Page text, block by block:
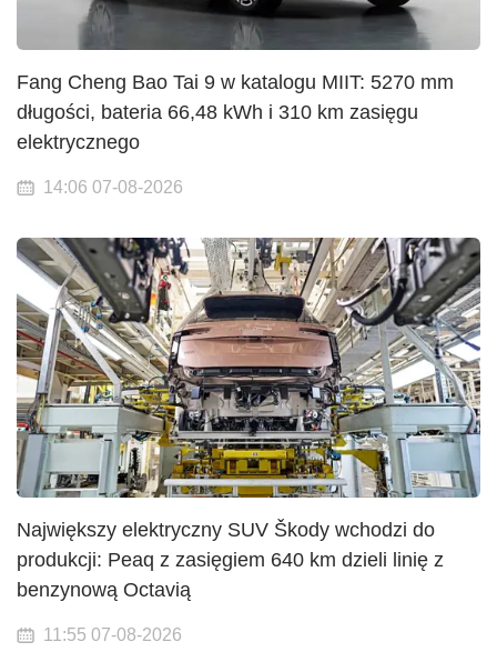
Fang Cheng Bao Tai 9 w katalogu MIIT: 5270 mm
długości, bateria 66,48 kWh i 310 km zasięgu
elektrycznego
14:06 07-08-2026
Największy elektryczny SUV Škody wchodzi do
produkcji: Peaq z zasięgiem 640 km dzieli linię z
benzynową Octavią
11:55 07-08-2026